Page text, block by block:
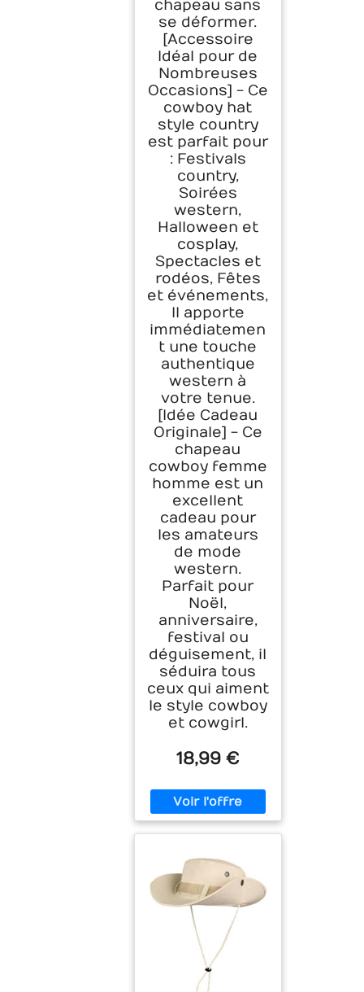
chapeau sans
se déformer.
[Accessoire
Idéal pour de
Nombreuses
Occasions] - Ce
cowboy hat
style country
est parfait pour
: Festivals
country,
Soirées
western,
Halloween et
cosplay,
Spectacles et
rodéos, Fêtes
et événements,
Il apporte
immédiatemen
t une touche
authentique
western à
votre tenue.
[Idée Cadeau
Originale] - Ce
chapeau
cowboy femme
homme est un
excellent
cadeau pour
les amateurs
de mode
western.
Parfait pour
Noël,
anniversaire,
festival ou
déguisement, il
séduira tous
ceux qui aiment
le style cowboy
et cowgirl.
18,99 €